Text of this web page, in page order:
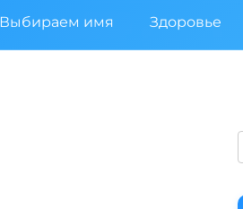
Выбираем имя Здоровье